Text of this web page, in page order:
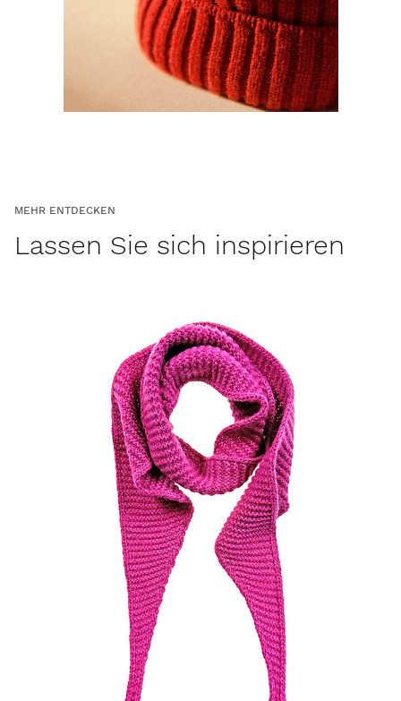
MEHR ENTDECKEN
Lassen Sie sich inspirieren